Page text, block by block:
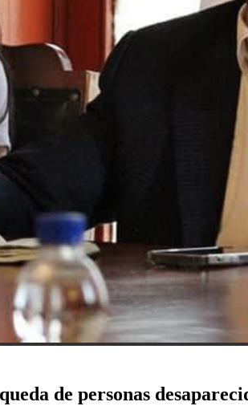
de personas